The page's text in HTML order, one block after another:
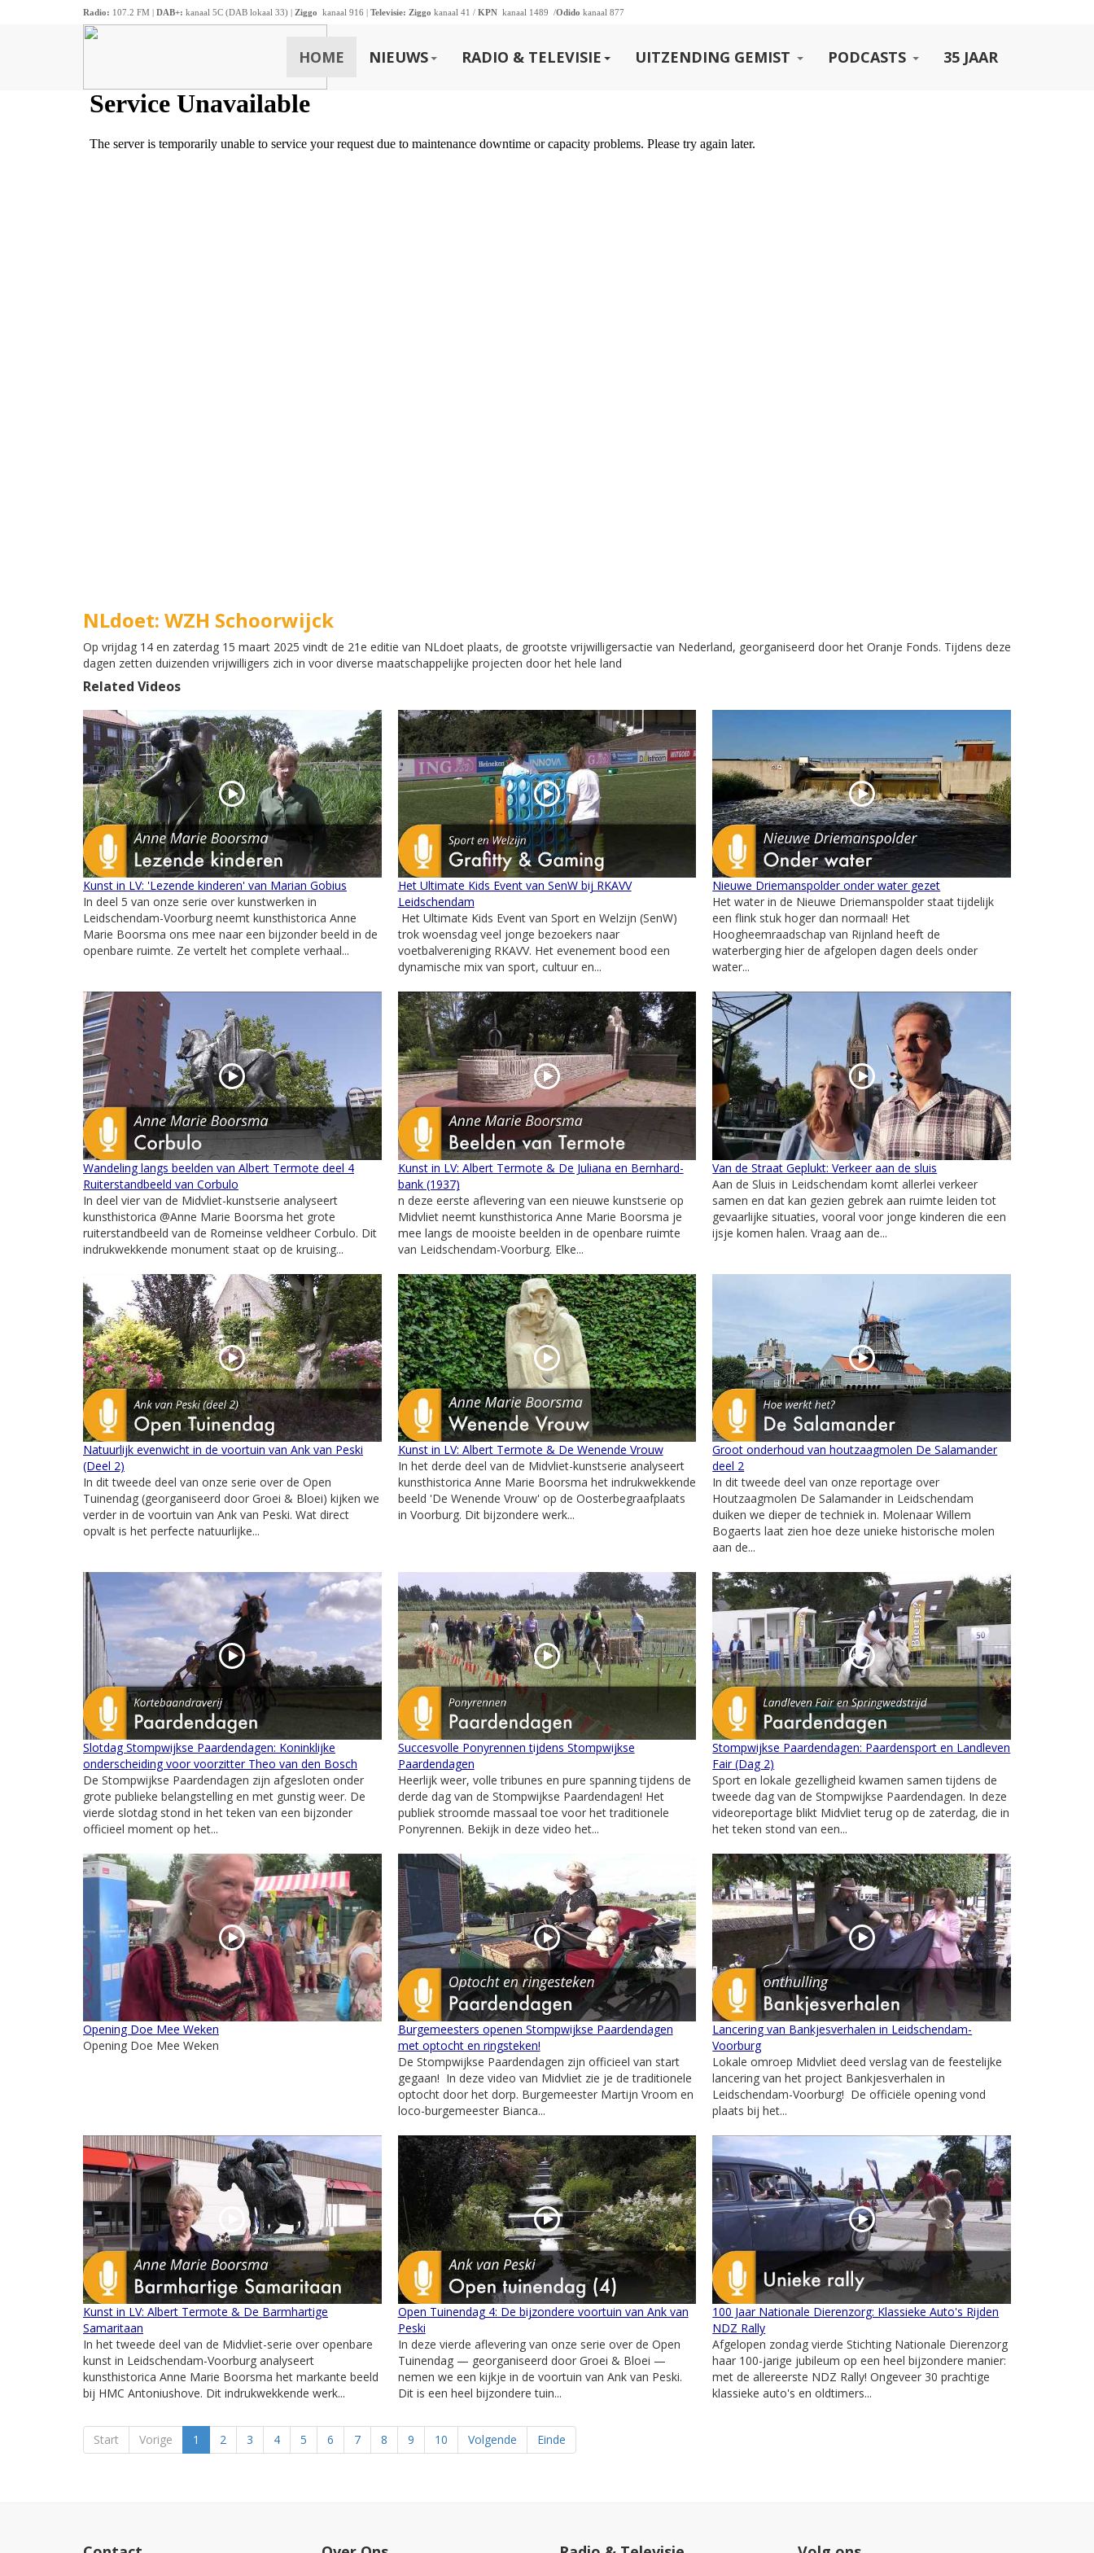
Radio: 107.2 FM | DAB+: kanaal 5C (DAB lokaal 33) | Ziggo kanaal 916 | Televisie: Ziggo kanaal 41 / KPN kanaal 1489 /Odido kanaal 877
HOME NIEUWS RADIO & TELEVISIE UITZENDING GEMIST PODCASTS 35 JAAR
NLdoet: WZH Schoorwijck
Op vrijdag 14 en zaterdag 15 maart 2025 vindt de 21e editie van NLdoet plaats, de grootste vrijwilligersactie van Nederland, georganiseerd door het Oranje Fonds. Tijdens deze
dagen zetten duizenden vrijwilligers zich in voor diverse maatschappelijke projecten door het hele land
Related Videos
Kunst in LV: 'Lezende kinderen' van Marian Gobius
In deel 5 van onze serie over kunstwerken in
Leidschendam-Voorburg neemt kunsthistorica Anne
Marie Boorsma ons mee naar een bijzonder beeld in de
openbare ruimte. Ze vertelt het complete verhaal...
Het Ultimate Kids Event van SenW bij RKAVV
Leidschendam
Het Ultimate Kids Event van Sport en Welzijn (SenW)
trok woensdag veel jonge bezoekers naar
voetbalvereniging RKAVV. Het evenement bood een
dynamische mix van sport, cultuur en...
Nieuwe Driemanspolder onder water gezet
Het water in de Nieuwe Driemanspolder staat tijdelijk
een flink stuk hoger dan normaal! Het
Hoogheemraadschap van Rijnland heeft de
waterberging hier de afgelopen dagen deels onder
water...
Wandeling langs beelden van Albert Termote deel 4
Ruiterstandbeeld van Corbulo
In deel vier van de Midvliet-kunstserie analyseert
kunsthistorica @Anne Marie Boorsma het grote
ruiterstandbeeld van de Romeinse veldheer Corbulo. Dit
indrukwekkende monument staat op de kruising...
Kunst in LV: Albert Termote & De Juliana en Bernhard-
bank (1937)
n deze eerste aflevering van een nieuwe kunstserie op
Midvliet neemt kunsthistorica Anne Marie Boorsma je
mee langs de mooiste beelden in de openbare ruimte
van Leidschendam-Voorburg. Elke...
Van de Straat Geplukt: Verkeer aan de sluis
Aan de Sluis in Leidschendam komt allerlei verkeer
samen en dat kan gezien gebrek aan ruimte leiden tot
gevaarlijke situaties, vooral voor jonge kinderen die een
ijsje komen halen. Vraag aan de...
Natuurlijk evenwicht in de voortuin van Ank van Peski
(Deel 2)
In dit tweede deel van onze serie over de Open
Tuinendag (georganiseerd door Groei & Bloei) kijken we
verder in de voortuin van Ank van Peski. Wat direct
opvalt is het perfecte natuurlijke...
Kunst in LV: Albert Termote & De Wenende Vrouw
In het derde deel van de Midvliet-kunstserie analyseert
kunsthistorica Anne Marie Boorsma het indrukwekkende
beeld 'De Wenende Vrouw' op de Oosterbegraafplaats
in Voorburg. Dit bijzondere werk...
Groot onderhoud van houtzaagmolen De Salamander
deel 2
In dit tweede deel van onze reportage over
Houtzaagmolen De Salamander in Leidschendam
duiken we dieper de techniek in. Molenaar Willem
Bogaerts laat zien hoe deze unieke historische molen
aan de...
Slotdag Stompwijkse Paardendagen: Koninklijke
onderscheiding voor voorzitter Theo van den Bosch
De Stompwijkse Paardendagen zijn afgesloten onder
grote publieke belangstelling en met gunstig weer. De
vierde slotdag stond in het teken van een bijzonder
officieel moment op het...
Succesvolle Ponyrennen tijdens Stompwijkse
Paardendagen
Heerlijk weer, volle tribunes en pure spanning tijdens de
derde dag van de Stompwijkse Paardendagen! Het
publiek stroomde massaal toe voor het traditionele
Ponyrennen. Bekijk in deze video het...
Stompwijkse Paardendagen: Paardensport en Landleven
Fair (Dag 2)
Sport en lokale gezelligheid kwamen samen tijdens de
tweede dag van de Stompwijkse Paardendagen. In deze
videoreportage blikt Midvliet terug op de zaterdag, die in
het teken stond van een...
Opening Doe Mee Weken
Opening Doe Mee Weken
Burgemeesters openen Stompwijkse Paardendagen
met optocht en ringsteken!
De Stompwijkse Paardendagen zijn officieel van start
gegaan! In deze video van Midvliet zie je de traditionele
optocht door het dorp. Burgemeester Martijn Vroom en
loco-burgemeester Bianca...
Lancering van Bankjesverhalen in Leidschendam-
Voorburg
Lokale omroep Midvliet deed verslag van de feestelijke
lancering van het project Bankjesverhalen in
Leidschendam-Voorburg! De officiële opening vond
plaats bij het...
Kunst in LV: Albert Termote & De Barmhartige
Samaritaan
In het tweede deel van de Midvliet-serie over openbare
kunst in Leidschendam-Voorburg analyseert
kunsthistorica Anne Marie Boorsma het markante beeld
bij HMC Antoniushove. Dit indrukwekkende werk...
Open Tuinendag 4: De bijzondere voortuin van Ank van
Peski
In deze vierde aflevering van onze serie over de Open
Tuinendag — georganiseerd door Groei & Bloei —
nemen we een kijkje in de voortuin van Ank van Peski.
Dit is een heel bijzondere tuin...
100 Jaar Nationale Dierenzorg: Klassieke Auto's Rijden
NDZ Rally
Afgelopen zondag vierde Stichting Nationale Dierenzorg
haar 100-jarige jubileum op een heel bijzondere manier:
met de allereerste NDZ Rally! Ongeveer 30 prachtige
klassieke auto's en oldtimers...
Start Vorige 1 2 3 4 5 6 7 8 9 10 Volgende Einde